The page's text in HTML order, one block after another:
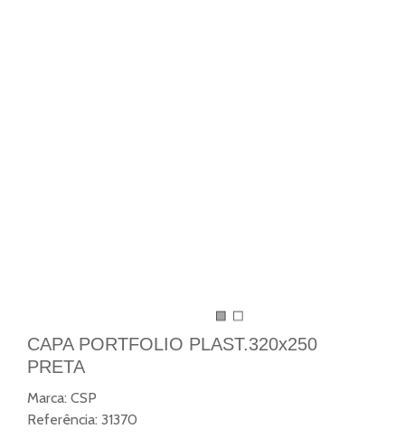
CAPA PORTFOLIO PLAST.320x250
PRETA
Marca: CSP
Referência: 31370